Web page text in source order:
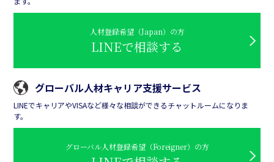
人材登録希望（Japan）の方
LINEで相談する
グローバル人材キャリア支援サービス
LINEでキャリアやVISAなど様々な相談ができるチャットルームになりま
す。
グローバル人材登録希望（Foreigner）の方